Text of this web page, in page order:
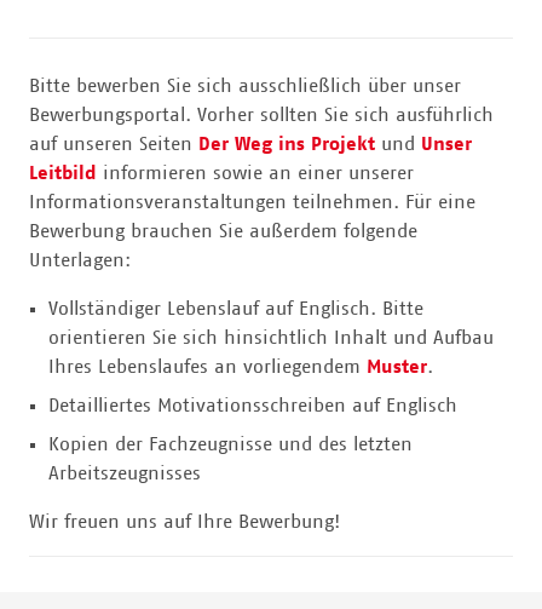
Bitte bewerben Sie sich ausschließlich über unser
Bewerbungsportal. Vorher sollten Sie sich ausführlich
auf unseren Seiten Der Weg ins Projekt und Unser
Leitbild informieren sowie an einer unserer
Informationsveranstaltungen teilnehmen. Für eine
Bewerbung brauchen Sie außerdem folgende
Unterlagen:
Vollständiger Lebenslauf auf Englisch. Bitte
orientieren Sie sich hinsichtlich Inhalt und Aufbau
Ihres Lebenslaufes an vorliegendem Muster.
Detailliertes Motivationsschreiben auf Englisch
Kopien der Fachzeugnisse und des letzten
Arbeitszeugnisses
Wir freuen uns auf Ihre Bewerbung!